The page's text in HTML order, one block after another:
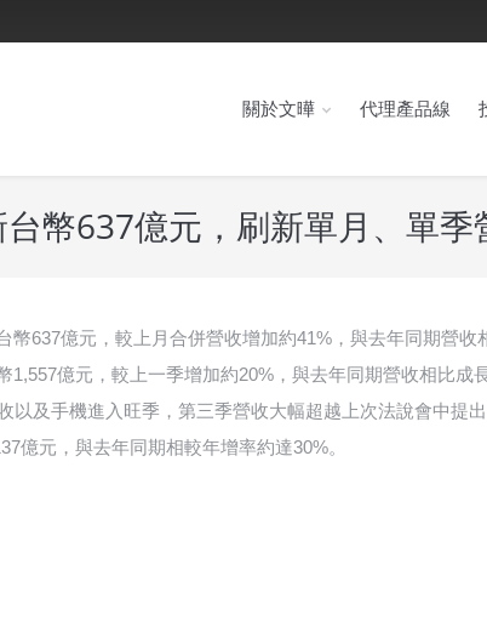
關於文曄 代理產品線
幣637億元，刷新單月、單季
637億元，較上月合併營收增加約41%，與去年同期營收
億元，較上一季增加約20%，與去年同期營收相比成
及手機進入旺季，第三季營收大幅超越上次法說會中提
億元，與去年同期相較年增率約達30%。